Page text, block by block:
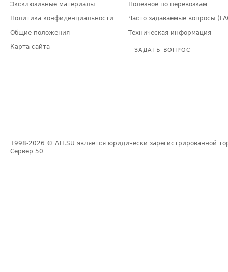
Эксклюзивные материалы
Политика конфиденциальности
Общие положения
Карта сайта
Полезное по перевозкам
Часто задаваемые вопросы
Техническая информация
ЗАДАТЬ ВОПРОС
1998-2026 © ATI.SU является юридически зарегистрированной
Сервер 50